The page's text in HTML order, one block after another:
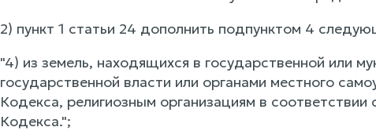
2) пункт 1 статьи 24 дополнить подпунктом 4
"4) из земель, находящихся в государственной или
государственной власти или органами местного
Кодекса, религиозным организациям в
Кодекса.";